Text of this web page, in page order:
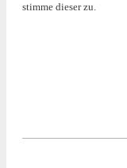
stimme dieser zu.